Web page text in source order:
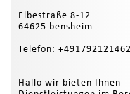
Elbestraße 8-12
64625 bensheim
Telefon: +491792121462
Hallo wir bieten Ihnen